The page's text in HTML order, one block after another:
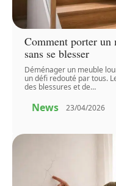
Comment porter un
sans se blesser
Déménager un meuble
un défi redouté par tous.
des blessures et de…
News 23/04/2026